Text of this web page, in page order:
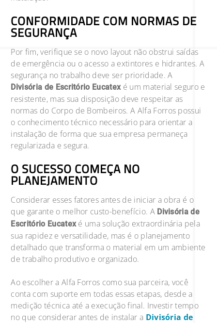
CONFORMIDADE COM NORMAS DE
SEGURANÇA
Por fim, verifique se o novo layout não obstrui saídas
de emergência ou o acesso a extintores e hidrantes. A
segurança no trabalho deve ser prioridade. A
Divisória de Escritório Eucatexé um material seguro e
resistente, mas sua disposição deve respeitar as
normas do Corpo de Bombeiros. A Alfa Forros possui
o conhecimento técnico necessário para orientar a
instalação de forma que sua empresa permaneça
regularizada e segura.
O SUCESSO COMEÇA NO
PLANEJAMENTO
Considerar esses fatores antes de iniciar a obra é o
que garante o melhor custo-benefício. A Divisória de
Escritório Eucatexé uma solução extraordinária pela
sua rapidez e versatilidade, mas é o planejamento
detalhado que transforma o material em um ambiente
de trabalho produtivo e organizado.
Ao escolher a Alfa Forros como sua parceira, você
conta com suporte em todas essas etapas, desde a
medição técnica até a execução final. Investir tempo
no que considerar antes de instalar a Divisória de